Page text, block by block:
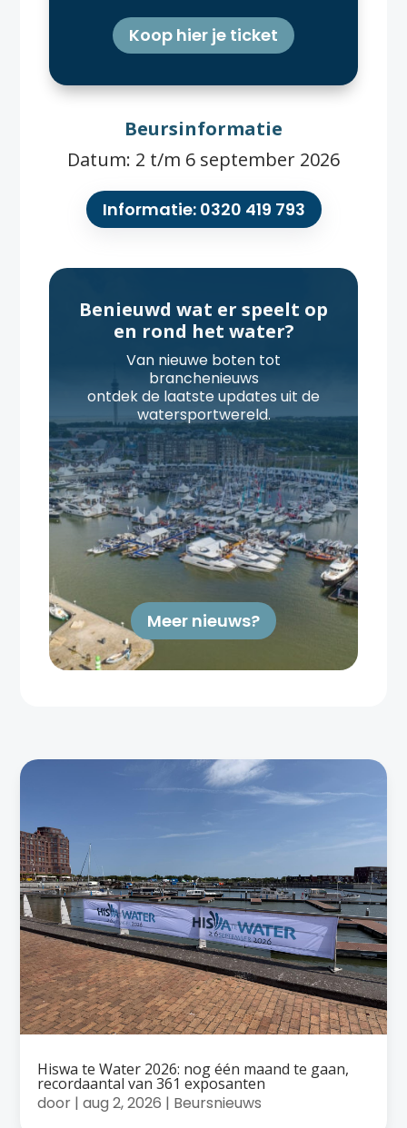
Koop hier je ticket
Beursinformatie
Datum: 2 t/m 6 september 2026
Informatie: 0320 419 793
Benieuwd wat er speelt op
en rond het water?
Van nieuwe boten tot
branchenieuws
ontdek de laatste updates uit de
watersportwereld.
Meer nieuws?
Hiswa te Water 2026: nog één maand te gaan,
recordaantal van 361 exposanten
door |aug 2, 2026 | Beursnieuws